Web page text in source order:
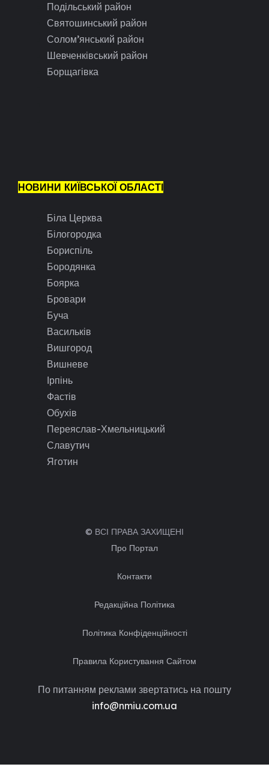
Подільський район
Святошинський район
Солом’янський район
Шевченківський район
Борщагівка
НОВИНИ КИЇВСЬКОЇ ОБЛАСТІ
Біла Церква
Білогородка
Бориспіль
Бородянка
Боярка
Бровари
Буча
Васильків
Вишгород
Вишневе
Ірпінь
Фастів
Обухів
Переяслав-Хмельницький
Славутич
Яготин
© ВСІ ПРАВА ЗАХИЩЕНІ
Про Портал
Контакти
Редакційна Політика
Політика Конфіденційності
Правила Користування Сайтом
По питанням реклами звертатись на пошту
info@nmiu.com.ua